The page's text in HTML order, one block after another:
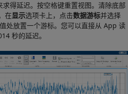
得延迟。按空格键重置视图。清除底部
在显示选项卡上，点击数据游标并选择
处放置一个游标。您可以直接从 App 读
秒的延迟。